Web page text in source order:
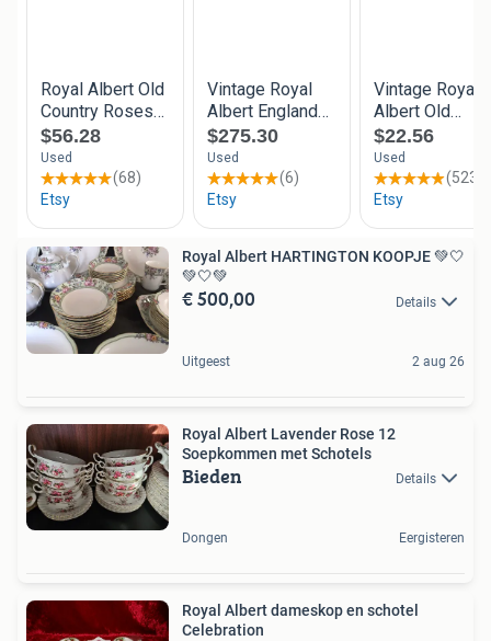
Royal Albert HARTINGTON KOOPJE 💚🤍
💚🤍💚
€ 500,00 Details
Uitgeest 2 aug 26
Royal Albert Lavender Rose 12
Soepkommen met Schotels
Bieden Details
Dongen Eergisteren
Royal Albert dameskop en schotel
Celebration